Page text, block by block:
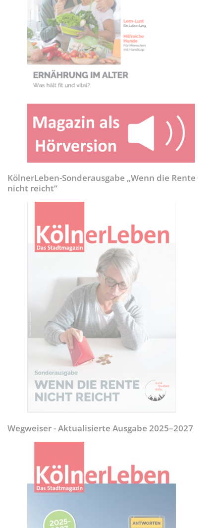
KölnerLeben-Sonderausgabe „Wenn die Rente
nicht reicht“
Wegweiser - Aktualisierte Ausgabe 2025–2027